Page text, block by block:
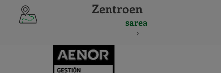
Zentroen
sarea